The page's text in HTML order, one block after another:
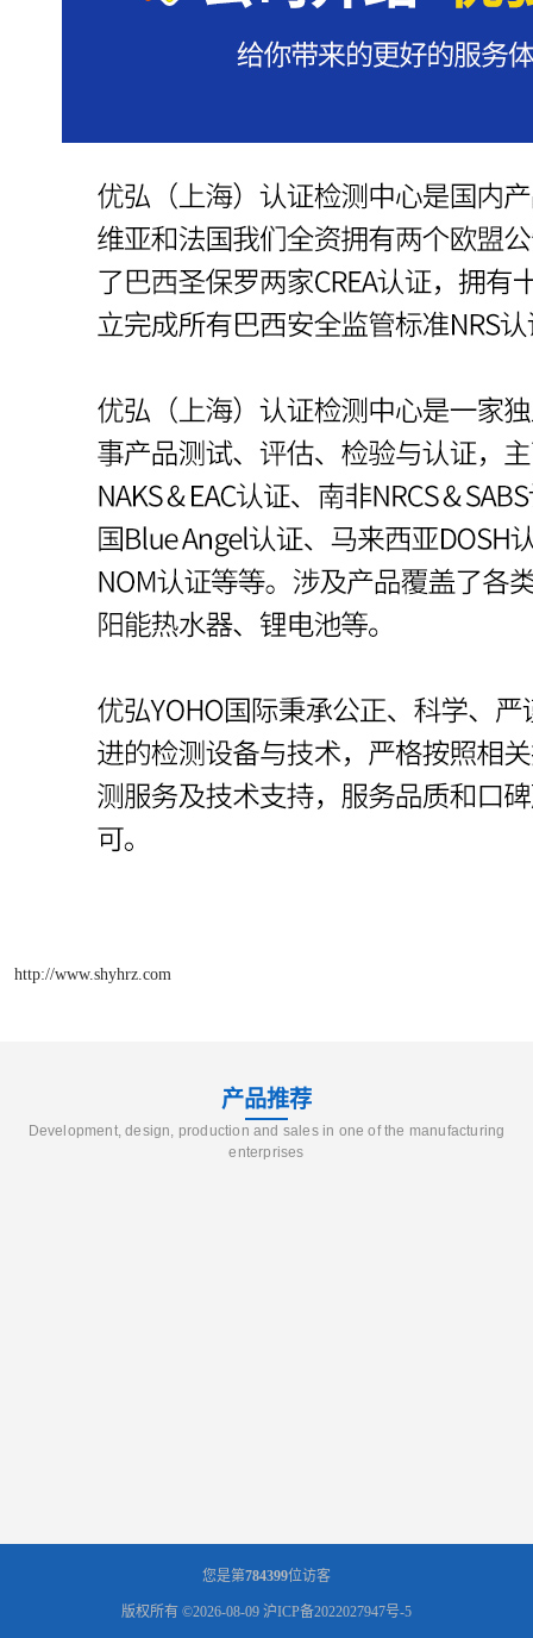
http://www.shyhrz.com
产品推荐
Development, design, production and sales in one of the manufacturing
enterprises
您是第784399位访客
版权所有 ©2026-08-09 沪ICP备2022027947号-5